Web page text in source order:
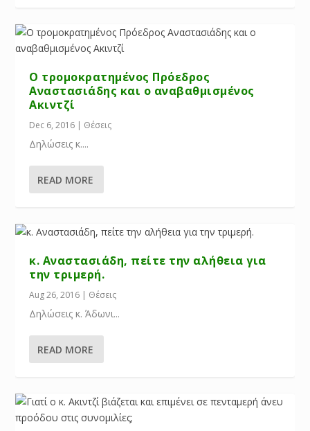
Ο τρομοκρατημένος Πρόεδρος
Αναστασιάδης και ο αναβαθμισμένος
Ακιντζί
Dec 6, 2016 | Θέσεις
Δηλώσεις κ....
READ MORE
κ. Αναστασιάδη, πείτε την αλήθεια για
την τριμερή.
Aug 26, 2016 | Θέσεις
Δηλώσεις κ. Άδωνι...
READ MORE